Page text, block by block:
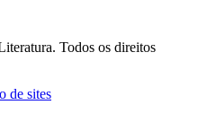
Todos os direitos